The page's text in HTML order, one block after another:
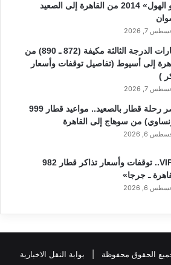
«أبو الهول» 2014 من القاهرة إلى الصعيد
7, 2026
قطارات الدرجة الثالثة مكيفة (872 ـ 890) من
إلى أسيوط (تفاصيل توقفات وأسعار
)
7, 2026
أقصر رحلة قطار بالصعيد.. مواعيد قطار 999
من سوهاج إلى القاهرة
6, 2026
الـ VIP.. توقفات وأسعار تذاكر قطار 982
ـ جرجا»
6, 2026
بوابة النقل الاخبارية